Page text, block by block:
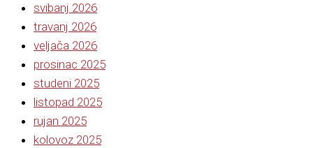
svibanj 2026
travanj 2026
veljača 2026
prosinac 2025
studeni 2025
listopad 2025
rujan 2025
kolovoz 2025